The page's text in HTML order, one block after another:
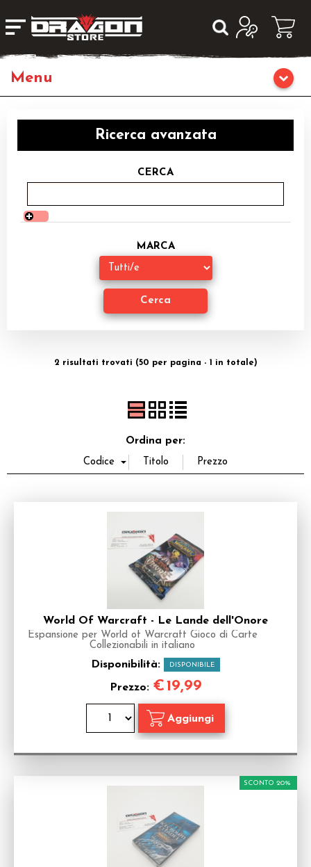
Giochi di Ruolo
Librigame
Fumetti & Romanzi
Giochi di Carte Collezionabili
Accessori
Ricerca avanzata
CERCA
MARCA
2 risultati trovati (50 per pagina - 1 in totale)
Ordina per:
World Of Warcraft - Le Lande dell'Onore
Espansione per World of Warcraft Gioco di Carte
Collezionabili in italiano
Disponibilità: DISPONIBILE
Prezzo: €19,99
SCONTO 20%